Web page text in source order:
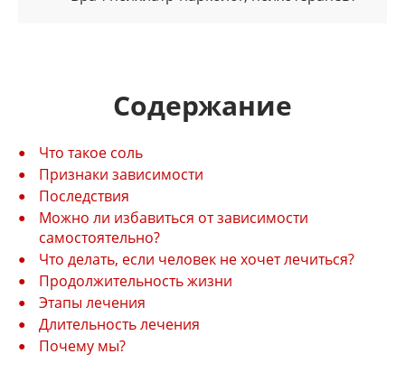
Содержание
Что такое соль
Признаки зависимости
Последствия
Можно ли избавиться от зависимости
самостоятельно?
Что делать, если человек не хочет лечиться?
Продолжительность жизни
Этапы лечения
Длительность лечения
Почему мы?